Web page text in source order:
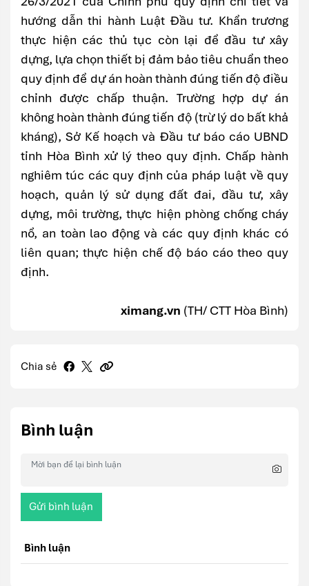
hướng dẫn thi hành Luật Đầu tư. Khẩn trương
thực hiện các thủ tục còn lại để đầu tư xây
dựng, lựa chọn thiết bị đảm bảo tiêu chuẩn theo
quy định để dự án hoàn thành đúng tiến độ điều
chỉnh được chấp thuận. Trường hợp dự án
không hoàn thành đúng tiến độ (trừ lý do bất khả
kháng), Sở Kế hoạch và Đầu tư báo cáo UBND
tỉnh Hòa Bình xử lý theo quy định. Chấp hành
nghiêm túc các quy định của pháp luật về quy
hoạch, quản lý sử dụng đất đai, đầu tư, xây
dựng, môi trường, thực hiện phòng chống cháy
nổ, an toàn lao động và các quy định khác có
liên quan; thực hiện chế độ báo cáo theo quy
định.
ximang.vn (TH/ CTT Hòa Bình)
Chia sẻ
Bình luận
Gửi bình luận
Bình luận